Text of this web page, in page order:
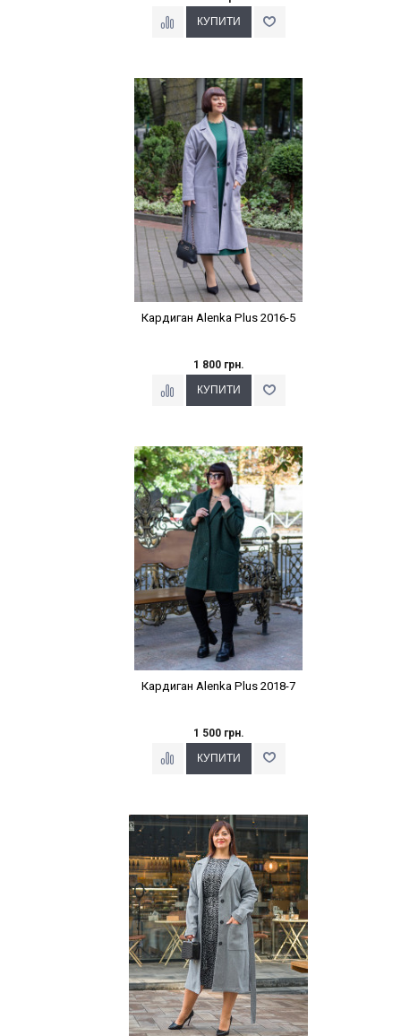
Наклейки Варіант з %
Кардиган Alenka Plus 2016-5
1 800 грн.
Наклейки Варіант з %
Кардиган Alenka Plus 2018-7
1 500 грн.
Наклейки Варіант з %